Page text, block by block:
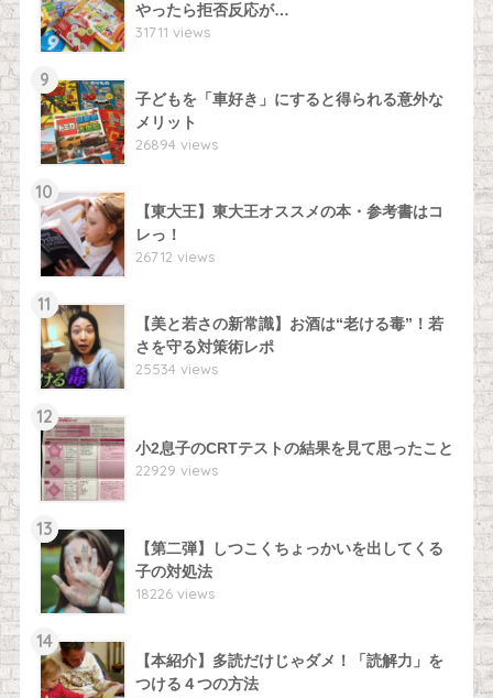
やったら拒否反応が…
31711 views
9
子どもを「車好き」にすると得られる意外な
メリット
26894 views
10
【東大王】東大王オススメの本・参考書はコ
レっ！
26712 views
11
【美と若さの新常識】お酒は“老ける毒”！若
さを守る対策術レポ
25534 views
12
小2息子のCRTテストの結果を見て思ったこと
22929 views
13
【第二弾】しつこくちょっかいを出してくる
子の対処法
18226 views
14
【本紹介】多読だけじゃダメ！「読解力」を
つける４つの方法